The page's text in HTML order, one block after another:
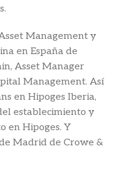
Management y
en España de
Asset Manager
Management. Así
en Hipoges Iberia,
establecimiento y
en Hipoges. Y
Madrid de Crowe &